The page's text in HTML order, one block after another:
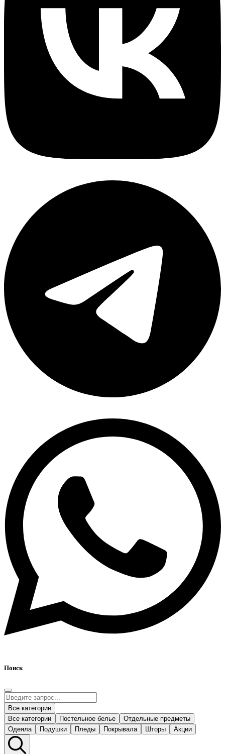
Поиск
Все категории
Все категории
Постельное белье
Отдельные предметы
Одеяла
Подушки Пледы Покрывала Шторы Акции